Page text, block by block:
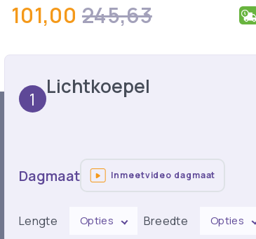
101,00 245,63
1 Lichtkoepel
Dagmaat Inmeetvideo dagmaat
Lengte Opties Breedte Opties